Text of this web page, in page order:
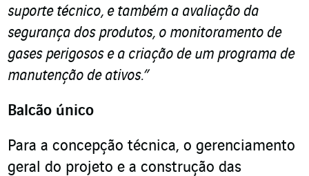
suporte técnico, e também a avaliação da
segurança dos produtos, o monitoramento de
gases perigosos e a criação de um programa de
manutenção de ativos.”
Balcão único
Para a concepção técnica, o gerenciamento
geral do projeto e a construção das